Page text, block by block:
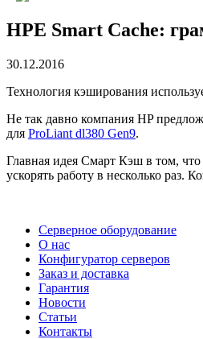
HPE Smart Cache:
30.12.2016
Технология кэширования
Не так давно компания HP
для ProLiant dl380 Gen9.
Главная идея Смарт Кэш в том,
ускорять работу в несколько раз.
Серверное оборудование
О нас
Конфигуратор серверов
Заказ и доставка
Гарантия
Новости
Статьи
Контакты